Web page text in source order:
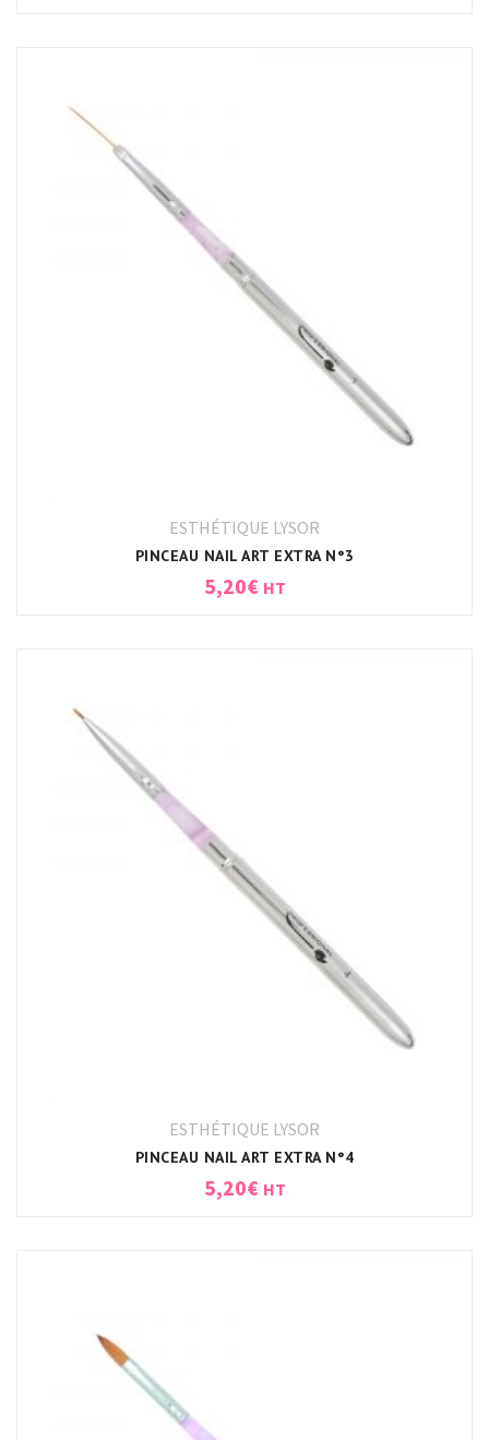
ESTHÉTIQUE LYSOR
PINCEAU NAIL ART EXTRA N°3
5,20€ HT
ESTHÉTIQUE LYSOR
PINCEAU NAIL ART EXTRA N°4
5,20€ HT